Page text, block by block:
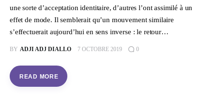
une sorte d’acceptation identitaire, d’autres l’ont assimilé à un
effet de mode. Il semblerait qu’un mouvement similaire
s’effectuerait aujourd’hui en sens inverse : le retour…
BY ADJI ADJ DIALLO 7 OCTOBRE 2019 0
READ MORE